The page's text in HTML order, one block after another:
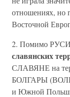
отношениях, но
Восточной
2. Помимо
славянских
СЛАВЯНЕ на
БОЛГАРЫ
и Южной